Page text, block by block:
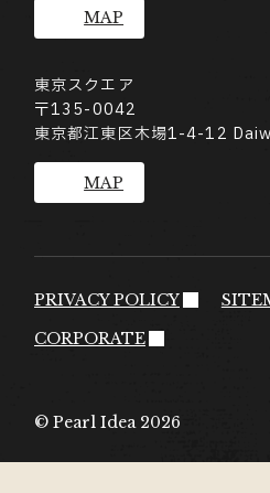
応募にお悩みの方へ
MAP
東京スクエア
〒135-0042
東京都江東区木場1-4-12
MAP
PRIVACY POLICY
CORPORATE
© Pearl Idea 2026